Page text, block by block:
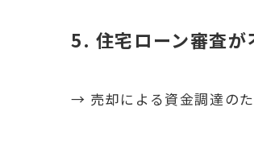
5. 住宅ローン審査が
→ 売却による資金調達の